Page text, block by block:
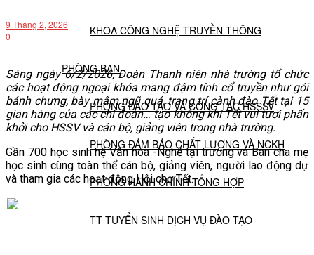
KHOA CÔNG NGHỆ TRUYỀN THÔNG
PHÒNG BAN
PHÒNG ĐÀO TẠO VÀ CÔNG TÁC HSSSV
PHÒNG ĐẢM BẢO CHẤT LƯỢNG VÀ NCKH
PHÒNG HÀNH CHÍNH TỔNG HỢP
TT TUYỂN SINH DỊCH VỤ ĐÀO TẠO
9 Tháng 2, 2026
0
Sáng ngày 6/2/2026, Đoàn Thanh niên nhà trường tổ chức
các hoạt động ngoại khóa mang đậm tính cổ truyền như gói
bánh chưng, bày mâm ngũ quả, trang trí cành đào Tết tại 15
gian hàng của các chi đoàn… tạo không khí Tết vui tươi phấn
khởi cho HSSV và cán bộ, giảng viên trong nhà trường.
Gần 700 học sinh hệ Văn hóa -Nghề tại trường và Ban cha mẹ
học sinh cùng toàn thể cán bộ, giảng viên, người lao động dự
và tham gia các hoạt động Hội chợ Tết.